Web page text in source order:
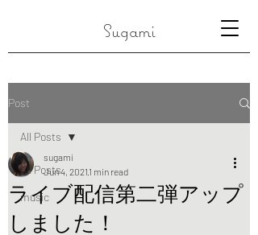
Sugami
Post
All Posts
music
All Posts
ライブ配信第二弾アップ
しました！
sugami
Jun 4, 2021 1 min read